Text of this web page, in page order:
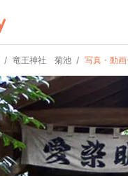
竜王神社 菊池 写真・動